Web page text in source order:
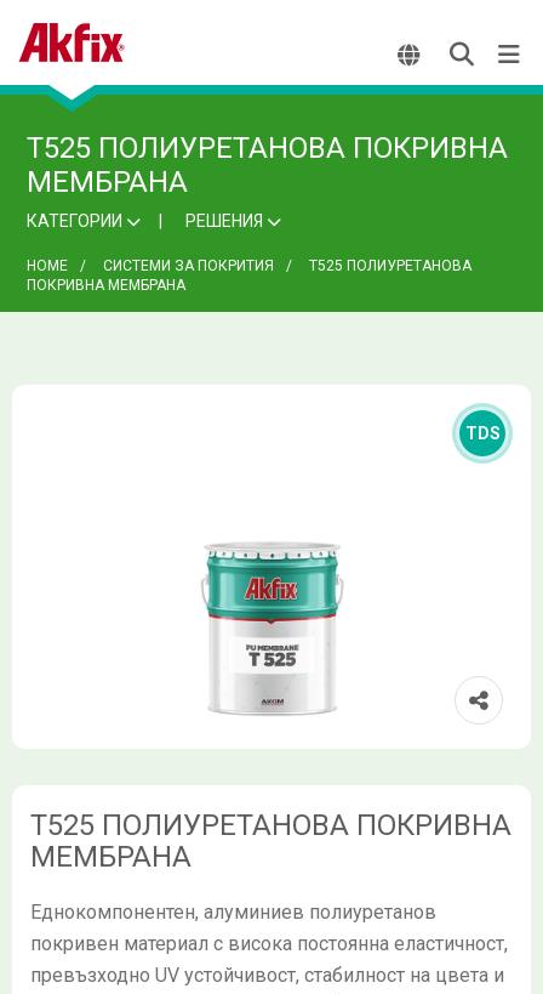
T525 ПОЛИУРЕТАНОВА ПОКРИВНА
МЕМБРАНА
КАТЕГОРИИ РЕШЕНИЯ
HOME СИСТЕМИ ЗА ПОКРИТИЯ
T525 ПОЛИУРЕТАНОВА
ПОКРИВНА МЕМБРАНА
TDS
T525 ПОЛИУРЕТАНОВА ПОКРИВНА
МЕМБРАНА
Еднокомпонентен, алуминиев полиуретанов
покривен материал с висока постоянна еластичност,
превъзходно UV устойчивост, стабилност на цвета и